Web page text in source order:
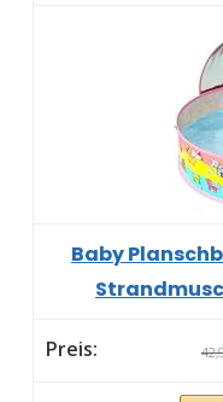
Baby